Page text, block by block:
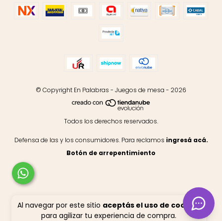
Al navegar por este sitio aceptás el uso de cookies
para agilizar tu experiencia de compra.
© Copyright En Palabras - Juegos de mesa - 2026
Todos los derechos reservados.
Defensa de las y los consumidores. Para reclamos ingresá acá.
Botón de arrepentimiento